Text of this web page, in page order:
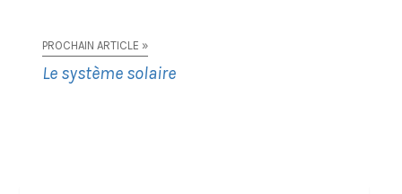
PROCHAIN ARTICLE »
Le système solaire